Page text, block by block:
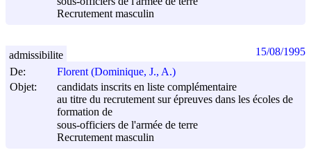
Recrutement masculin
De:
Florent (Dominique, J., A.)
Objet:
candidats inscrits en liste complémentaire
au titre du recrutement sur épreuves dans les écoles de
formation de
sous-officiers de l'armée de terre
Recrutement masculin
admissibilite 15/08/1995